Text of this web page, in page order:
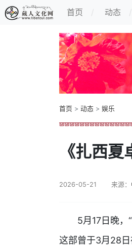
首页 动态
首页 > 动态 > 娱乐
《扎西
2026-05-21 来源：
5月17日晚，“
这部曾于3月28